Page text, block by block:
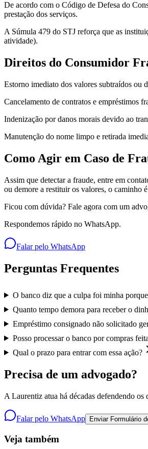
De acordo com o Código de Defesa do
prestação dos serviços.
A Súmula 479 do STJ reforça que as
atividade).
Direitos do Consumidor
Estorno imediato dos valores subtraídos ou
Cancelamento de contratos e empréstimos
Indenização por danos morais devido ao
Manutenção do nome limpo e retirada
Como Agir em Caso de
Assim que detectar a fraude, entre em
ou demore a restituir os valores, o caminho
Ficou com dúvida? Fale agora com um
Respondemos rápido no WhatsApp.
Falar pelo WhatsApp
Perguntas Frequentes
O banco diz que a culpa foi minha
Quanto tempo demora para receber o
Empréstimo consignado não solicitado
Posso processar o banco por compras
Qual o prazo para entrar com essa ação?
Precisa de um advogado?
A Laurentiz atua há décadas defendendo
Falar pelo WhatsApp Enviar Formulário
Veja também